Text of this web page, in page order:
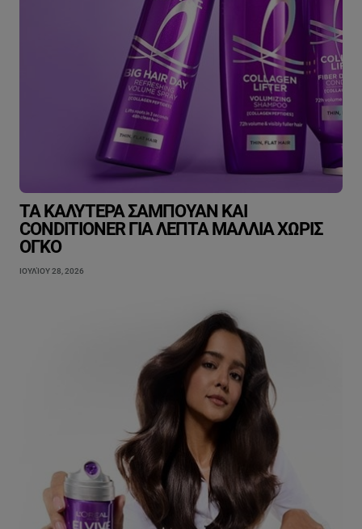
ΤΑ ΚΑΛΎΤΕΡΑ ΣΑΜΠΟΥΆΝ ΚΑΙ
CONDITIONER ΓΙΑ ΛΕΠΤΆ ΜΑΛΛΙΆ ΧΩΡΊΣ
ΌΓΚΟ
ΙΟΥΛΊΟΥ 28, 2026